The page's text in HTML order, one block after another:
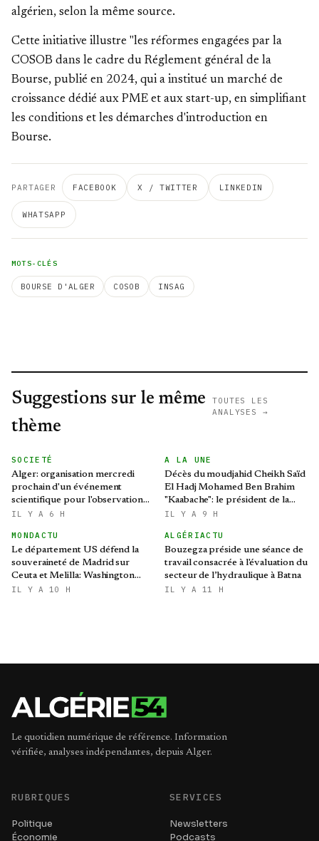
algérien, selon la même source.
Cette initiative illustre "les réformes engagées par la
COSOB dans le cadre du Réglement général de la
Bourse, publié en 2024, qui a institué un marché de
croissance dédié aux PME et aux start-up, en simplifiant
les conditions et les démarches d'introduction en
Bourse.
PARTAGER FACEBOOK X / TWITTER LINKEDIN
WHATSAPP
MOTS-CLÉS
BOURSE D'ALGER COSOB INSAG
Suggestions sur le même
thème
TOUTES LES
ANALYSES →
SOCIETÉ
Alger: organisation mercredi
prochain d'un événement
scientifique pour l'observation
de l'éclipse solaire partielle
IL Y A 6 H
A LA UNE
Décès du moudjahid Cheikh Saïd
El Hadj Mohamed Ben Brahim
"Kaabache": le président de la
République présente ses
IL Y A 9 H
MONDACTU
Le département US défend la
souveraineté de Madrid sur
Ceuta et Melilla: Washington
refroidit les ambitions
IL Y A 10 H
ALGÉRIACTU
Bouzegza préside une séance de
travail consacrée à l'évaluation du
secteur de l’hydraulique à Batna
IL Y A 11 H
Le quotidien numérique de référence. Information
vérifiée, analyses indépendantes, depuis Alger.
RUBRIQUES
Politique
Économie
SERVICES
Newsletters
Podcasts